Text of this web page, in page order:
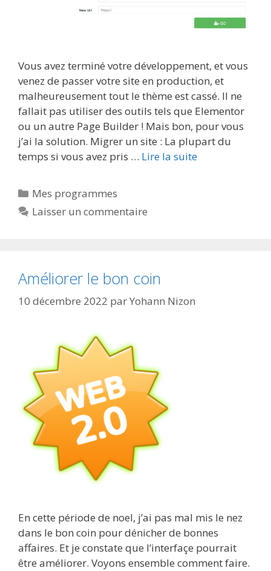
Vous avez terminé votre développement, et vous
venez de passer votre site en production, et
malheureusement tout le thème est cassé. Il ne
fallait pas utiliser des outils tels que Elementor
ou un autre Page Builder ! Mais bon, pour vous
j’ai la solution. Migrer un site : La plupart du
temps si vous avez pris … Lire la suite
Catégories
Mes programmes
Laisser un commentaire
Améliorer le bon coin
10 décembre 2022 parYohann Nizon
En cette période de noel, j’ai pas mal mis le nez
dans le bon coin pour dénicher de bonnes
affaires. Et je constate que l’interfaçe pourrait
être améliorer. Voyons ensemble comment faire.